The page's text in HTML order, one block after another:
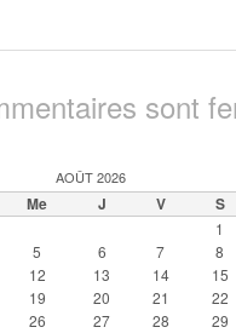
sont
AOÛT 2026
Me J V S
1
5 6 7 8
12 13 14 15
19 20 21 22
26 27 28 29